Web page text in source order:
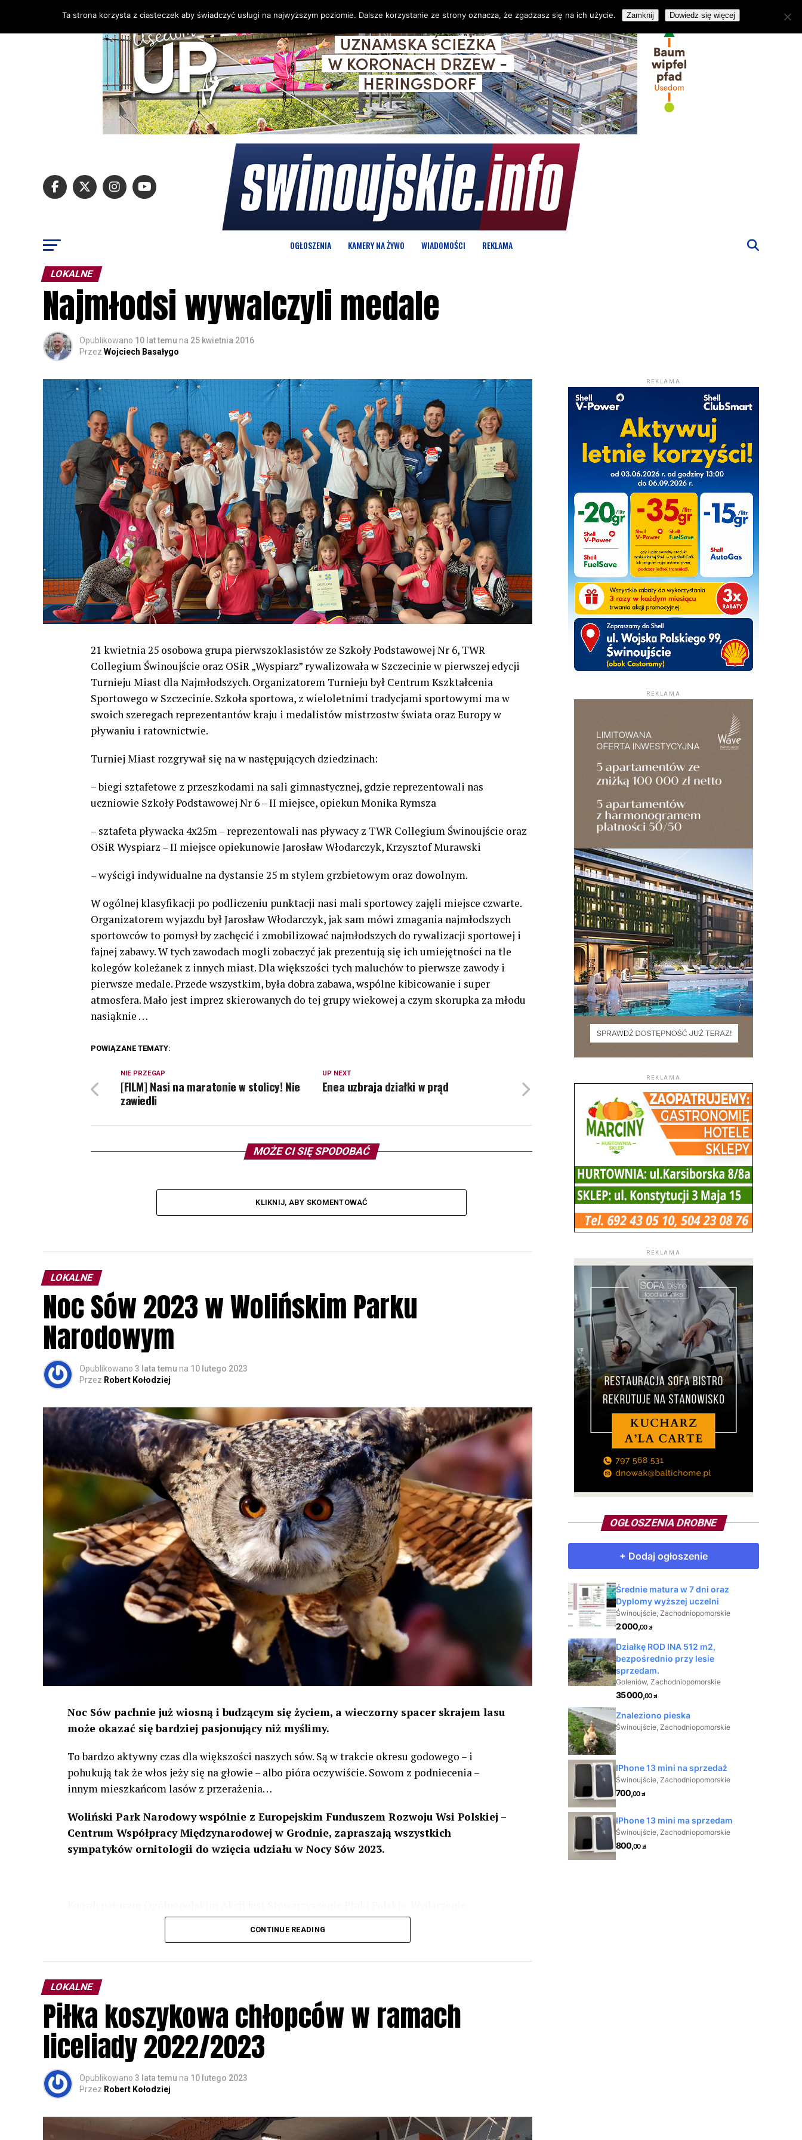
OGŁOSZENIA KAMERY NA ŻYWO WIADOMOŚCI REKLAMA
LOKALNE
Najmłodsi wywalczyli medale
Opublikowano 10 lat temu na 25 kwietnia 2016
Przez Wojciech Basałygo
21 kwietnia 25 osobowa grupa pierwszoklasistów ze Szkoły Podstawowej Nr 6, TWR
Collegium Świnoujście oraz OSiR „Wyspiarz” rywalizowała w Szczecinie w pierwszej edycji
Turnieju Miast dla Najmłodszych. Organizatorem Turnieju był Centrum Kszktałcenia
Sportowego w Szczecinie. Szkoła sportowa, z wieloletnimi tradycjami sportowymi ma w
swoich szeregach reprezentantów kraju i medalistów mistrzostw świata oraz Europy w
pływaniu i ratownictwie.
Turniej Miast rozgrywał się na w następujących dziedzinach:
– biegi sztafetowe z przeszkodami na sali gimnastycznej, gdzie reprezentowali nas
uczniowie Szkoły Podstawowej Nr 6 – II miejsce, opiekun Monika Rymsza
– sztafeta pływacka 4x25m – reprezentowali nas pływacy z TWR Collegium Świnoujście oraz
OSiR Wyspiarz – II miejsce opiekunowie Jarosław Włodarczyk, Krzysztof Murawski
– wyścigi indywidualne na dystansie 25 m stylem grzbietowym oraz dowolnym.
W ogólnej klasyfikacji po podliczeniu punktacji nasi mali sportowcy zajęli miejsce czwarte.
Organizatorem wyjazdu był Jarosław Włodarczyk, jak sam mówi zmagania najmłodszych
sportowców to pomysł by zachęcić i zmobilizować najmłodszych do rywalizacji sportowej i
fajnej zabawy. W tych zawodach mogli zobaczyć jak prezentują się ich umiejętności na tle
kolegów koleżanek z innych miast. Dla większości tych maluchów to pierwsze zawody i
pierwsze medale. Przede wszystkim, była dobra zabawa, wspólne kibicowanie i super
atmosfera. Mało jest imprez skierowanych do tej grupy wiekowej a czym skorupka za młodu
nasiąknie …
POWIĄZANE TEMATY:
UP NEXT
Enea uzbraja działki w prąd
NIE PRZEGAP
[FILM] Nasi na maratonie w stolicy! Nie
zawiedli
MOŻE CI SIĘ SPODOBAĆ
KLIKNIJ, ABY SKOMENTOWAĆ
LOKALNE
Noc Sów 2023 w Wolińskim Parku
Narodowym
Opublikowano 3 lata temu na 10 lutego 2023
Przez Robert Kołodziej
Noc Sów pachnie już wiosną i budzącym się życiem, a wieczorny spacer skrajem lasu
może okazać się bardziej pasjonujący niż myślimy.
To bardzo aktywny czas dla większości naszych sów. Są w trakcie okresu godowego – i
pohukują tak że włos jeży się na głowie – albo pióra oczywiście. Sowom z podniecenia –
innym mieszkańcom lasów z przerażenia…
Woliński Park Narodowy wspólnie z Europejskim Funduszem Rozwoju Wsi Polskiej –
Centrum Współpracy Międzynarodowej w Grodnie, zapraszają wszystkich
sympatyków ornitologii do wzięcia udziału w Nocy Sów 2023.
odbędzie się w dniach24 i 25 lutego 2023 r. wg harmonogramu przedstawionego na
Wszystkich uczestników zapraszamy do udziału w Akcji, włączenia się w aktywne
rozpoznawanie głosów sów i wymianę doświadczeń przy grillu.Na wydarzenie obowiązują
zapisy.
CONTINUE READING
LOKALNE
Piłka koszykowa chłopców w ramach
liceliady 2022/2023
Opublikowano 3 lata temu na 10 lutego 2023
Przez Robert Kołodziej
REKLAMA
REKLAMA
REKLAMA
REKLAMA
OGŁOSZENIA DROBNE
Ta strona korzysta z ciasteczek aby świadczyć usługi na najwyższym poziomie. Dalsze korzystanie ze strony oznacza, że zgadzasz się na ich użycie. Zamknij Dowiedz się więcej